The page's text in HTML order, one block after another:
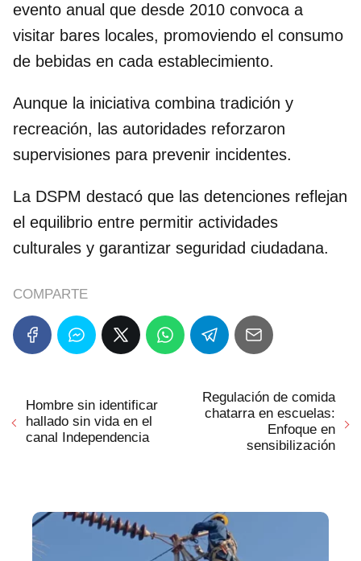
evento anual que desde 2010 convoca a
visitar bares locales, promoviendo el consumo
de bebidas en cada establecimiento.
Aunque la iniciativa combina tradición y
recreación, las autoridades reforzaron
supervisiones para prevenir incidentes.
La DSPM destacó que las detenciones reflejan
el equilibrio entre permitir actividades
culturales y garantizar seguridad ciudadana.
COMPARTE
Hombre sin identificar
hallado sin vida en el
canal Independencia
Regulación de comida
chatarra en escuelas:
Enfoque en
sensibilización